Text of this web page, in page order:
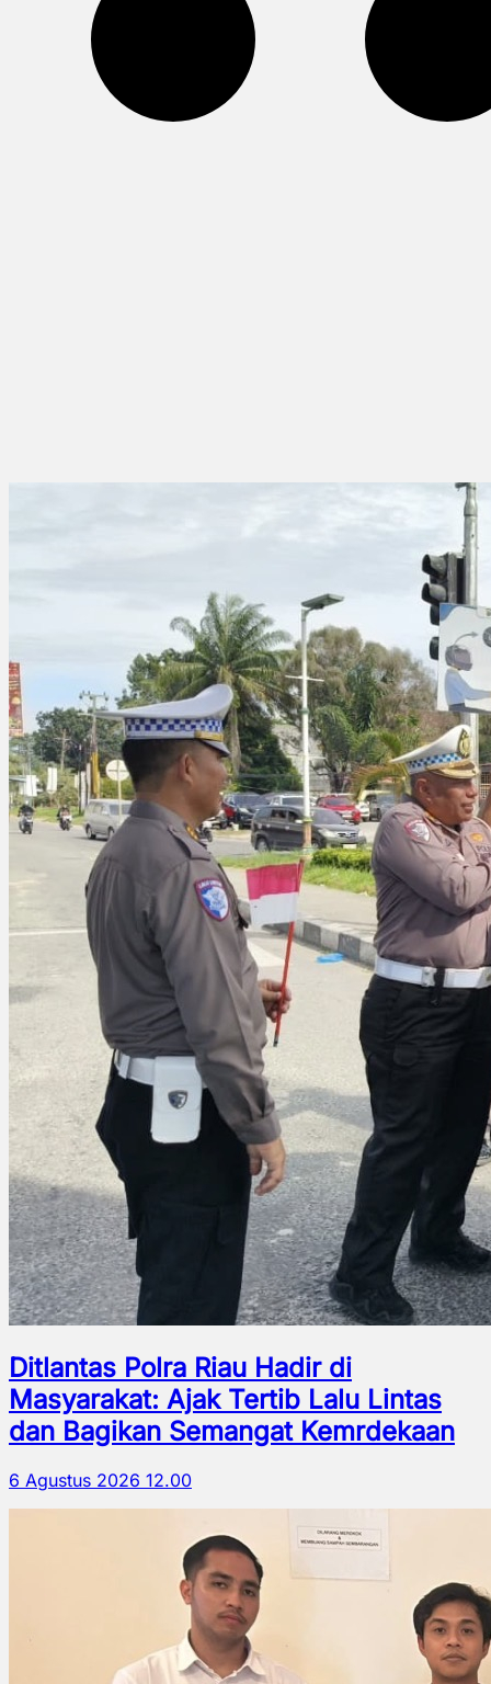
Ditlantas Polra Riau Hadir di
Masyarakat: Ajak Tertib Lalu Lintas
dan Bagikan Semangat Kemrdekaan
6 Agustus 2026 12.00